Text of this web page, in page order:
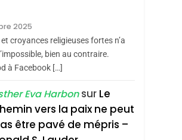
RÉSILIENTE :
POURQUOI JE
REVENDIQUE MA
JUDAÏTE Par Thérèse
Zrihen-Dvir
ISRAÉL JUDAISME
CE QUI NOUS
MANQUE – Jacques
Hadida
JUDAISME
2025
croyances religieuses fortes n’a
bien au contraire.
à Facebook […]
Eva Harbonsur Le
vers la paix ne peut
être pavé de mépris –